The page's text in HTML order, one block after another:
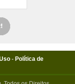
- Política de